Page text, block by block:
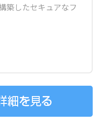
築したセキュアなフ